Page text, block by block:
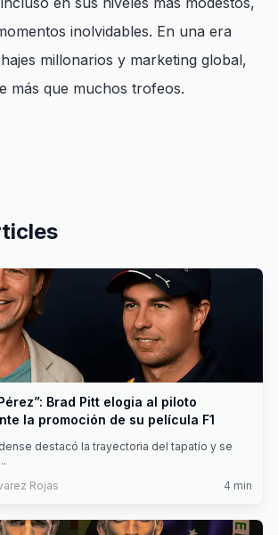
inolvidables. En una era
millonarios y marketing global,
más que muchos trofeos.
Brad Pitt elogia al piloto
la promoción de su película F1
destacó la trayectoria del tapatío y se
...
Rojas
4 min